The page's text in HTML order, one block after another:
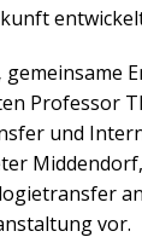
gemeinsame
Professor
und
vor.